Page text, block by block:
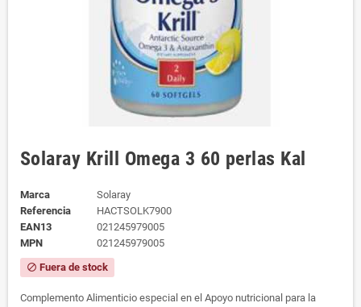
Solaray Krill Omega 3 60 perlas Kal
Marca
Solaray
Referencia
HACTSOLK7900
EAN13
021245979005
MPN
021245979005
block Fuera de stock
Complemento Alimenticio especial en el Apoyo nutricional para la